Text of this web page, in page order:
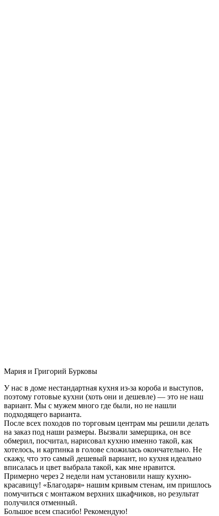
Мария и Григорий Бурковы
У нас в доме нестандартная кухня из-за короба и выступов,
поэтому готовые кухни (хоть они и дешевле) — это не наш
вариант. Мы с мужем много где были, но не нашли
подходящего варианта.
После всех походов по торговым центрам мы решили делать
на заказ под наши размеры. Вызвали замерщика, он все
обмерил, посчитал, нарисовал кухню именно такой, как
хотелось, и картинка в голове сложилась окончательно. Не
скажу, что это самый дешевый вариант, но кухня идеально
вписалась и цвет выбрала такой, как мне нравится.
Примерно через 2 недели нам установили нашу кухню-
красавицу! «Благодаря» нашим кривым стенам, им пришлось
помучиться с монтажом верхних шкафчиков, но результат
получился отменный.
Большое всем спасибо! Рекомендую!